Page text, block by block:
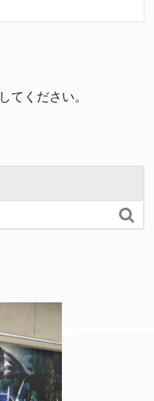
してください。
